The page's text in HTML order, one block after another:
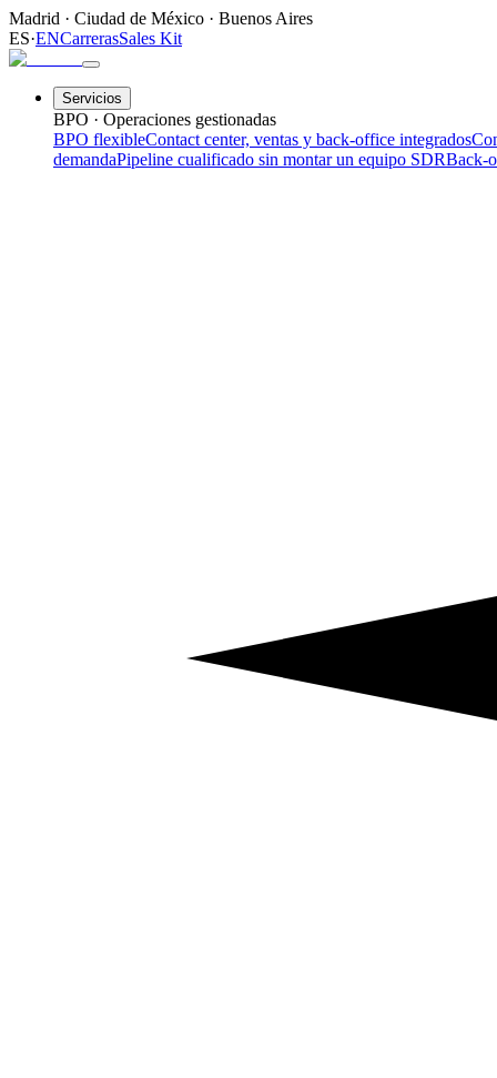
Madrid · Ciudad de México · Buenos Aires
ES·ENCarrerasSales Kit
Servicios
BPO · Operaciones gestionadas
BPO flexibleContact center, ventas y back-office integrados
demandaPipeline cualificado sin montar un equipo SDRBack-